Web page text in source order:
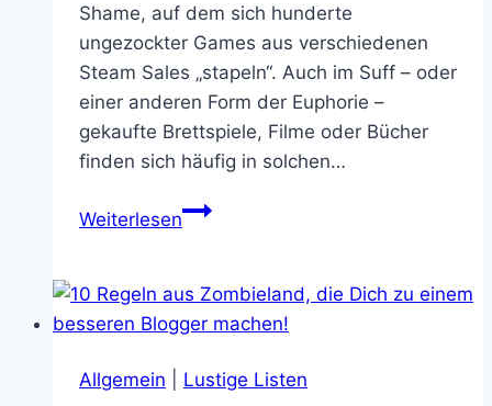
Shame, auf dem sich hunderte
ungezockter Games aus verschiedenen
Steam Sales „stapeln“. Auch im Suff – oder
einer anderen Form der Euphorie –
gekaufte Brettspiele, Filme oder Bücher
finden sich häufig in solchen…
WeiterlesenWelttag
Mein
aktueller
Pile
Allgemein Lustige Listen